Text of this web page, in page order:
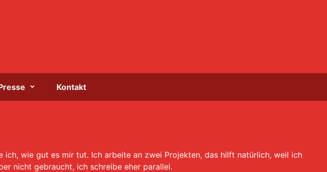
Kontakt
ich, wie gut es mir tut. Ich arbeite an zwei Projekten, das hilft natürlich, weil ich
nicht gebraucht, ich schreibe eher parallel.